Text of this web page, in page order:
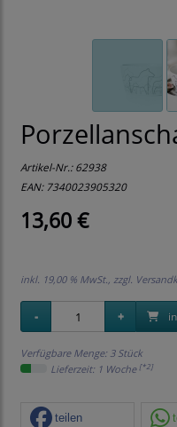
Artikel-Nr.:62938
EAN: 7340023905320
13,60 €
inkl. 19,00 % MwSt., zzgl.
Verfügbare Menge: 3 Stück
Lieferzeit: 1 Woche [*2]
teilen